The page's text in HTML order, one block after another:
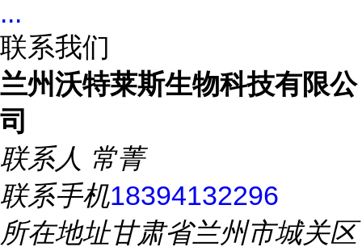
...
联系我们
兰州沃特莱斯生物科技有限公
司
联系人 常菁
联系手机18394132296
所在地址甘肃省兰州市城关区